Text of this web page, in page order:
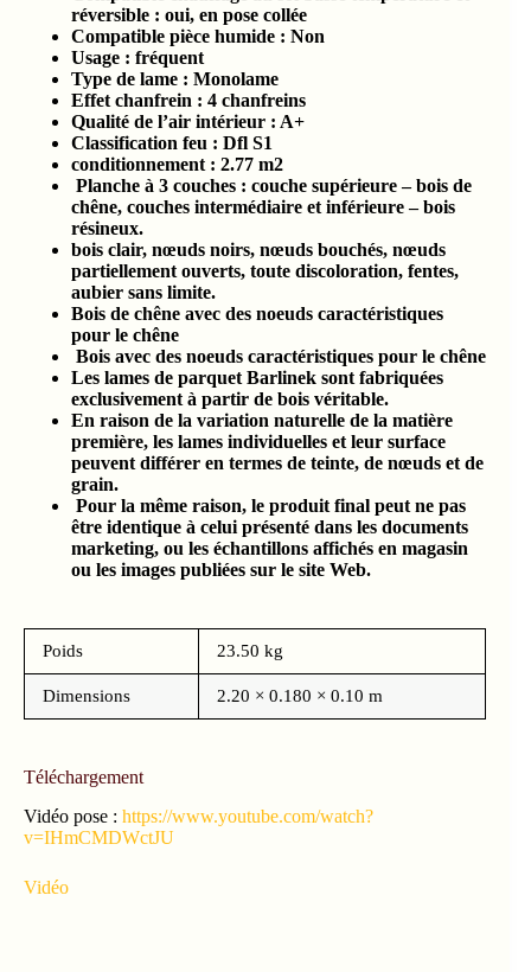
réversible : oui, en pose collée
Compatible pièce humide : Non
Usage : fréquent
Type de lame : Monolame
Effet chanfrein : 4 chanfreins
Qualité de l’air intérieur : A+
Classification feu : Dfl S1
conditionnement : 2.77 m2
Planche à 3 couches : couche supérieure – bois de
chêne, couches intermédiaire et inférieure – bois
résineux.
bois clair, nœuds noirs, nœuds bouchés, nœuds
partiellement ouverts, toute discoloration, fentes,
aubier sans limite.
Bois de chêne avec des noeuds caractéristiques
pour le chêne
Bois avec des noeuds caractéristiques pour le chêne
Les lames de parquet Barlinek sont fabriquées
exclusivement à partir de bois véritable.
En raison de la variation naturelle de la matière
première, les lames individuelles et leur surface
peuvent différer en termes de teinte, de nœuds et de
grain.
Pour la même raison, le produit final peut ne pas
être identique à celui présenté dans les documents
marketing, ou les échantillons affichés en magasin
ou les images publiées sur le site Web.
Poids 23.50 kg
Dimensions 2.20 × 0.180 × 0.10 m
Téléchargement
Vidéo pose : https://www.youtube.com/watch?
v=IHmCMDWctJU
Vidéo